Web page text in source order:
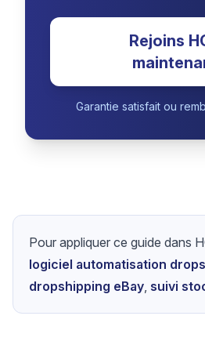
Rejoins
Garantie satisfait ou
Pour appliquer ce guide dans
logiciel automatisation
dropshipping eBay, suivi